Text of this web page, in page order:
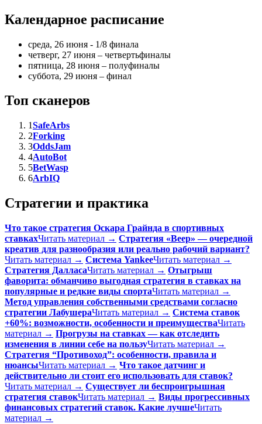
Календарное расписание
среда, 26 июня - 1/8 финала
четверг, 27 июня – четвертьфиналы
пятница, 28 июня – полуфиналы
суббота, 29 июня – финал
Топ сканеров
1SafeArbs
2Forking
3OddsJam
4AutoBot
5BetWasp
6ArbIQ
Стратегии и практика
Что такое стратегия Оскара Грайнда в спортивных
ставкахЧитать материал → Стратегия «Веер» — очередной
креатив для разнообразия или реально рабочий вариант?
Читать материал → Система YankeeЧитать материал →
Стратегия ДалласаЧитать материал → Отыгрыш
фаворита: обманчиво выгодная стратегия в ставках на
популярные и редкие виды спортаЧитать материал →
Метод управления собственными средствами согласно
стратегии ЛабушераЧитать материал → Система ставок
+60%: возможности, особенности и преимуществаЧитать
материал → Прогрузы на ставках — как отследить
изменения в линии себе на пользуЧитать материал →
Стратегия “Противоход”: особенности, правила и
нюансыЧитать материал → Что такое датчинг и
действительно ли стоит его использовать для ставок?
Читать материал → Существует ли беспроигрышная
стратегия ставокЧитать материал → Виды прогрессивных
финансовых стратегий ставок. Какие лучшеЧитать
материал →